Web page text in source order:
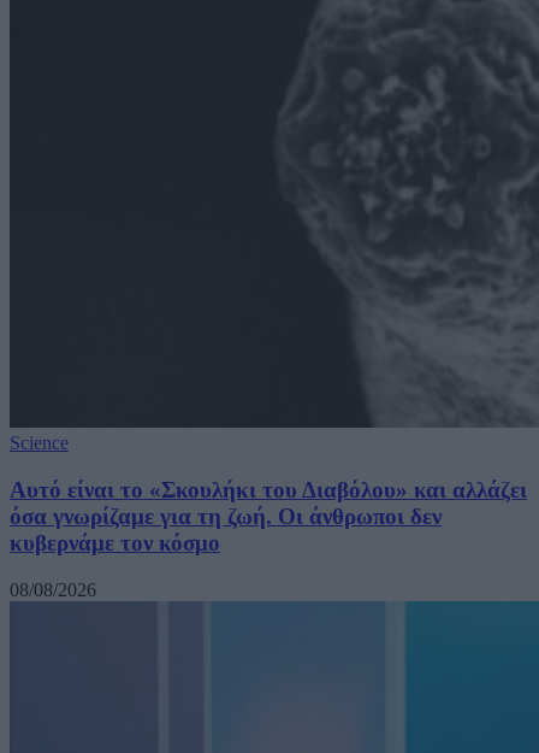
Science
Αυτό είναι το «Σκουλήκι του Διαβόλου» και αλλάζει
όσα γνωρίζαμε για τη ζωή. Οι άνθρωποι δεν
κυβερνάμε τον κόσμο
08/08/2026